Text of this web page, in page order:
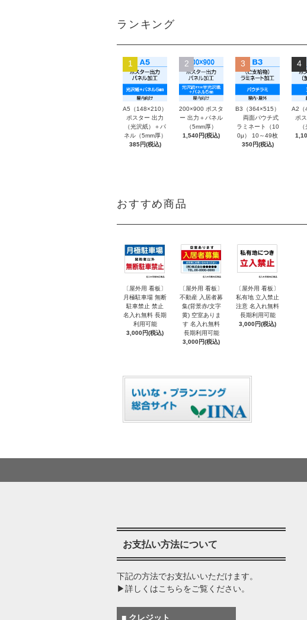
ランキング
1
A5（148×210）
ポスター 出力
（光沢紙）＋パ
ネル（5mm厚）
385円(税込)
2
200×900 ポスタ
ー 出力＋パネル
（5mm厚）
1,540円(税込)
3
B3（364×515）
両面パウチ式
ラミネート（10
0μ） 10～49枚
350円(税込)
4
A2（
ポ
おすすめ商品
〔屋外用 看板〕
月極駐車場 無断
駐車禁止 禁止
名入れ無料 長期
利用可能
3,000円(税込)
〔屋外用 看板〕
不動産 入居者募
集(背景赤/文字
黄) 空室ありま
す 名入れ無料
長期利用可能
3,000円(税込)
〔屋外用 看板〕
私有地 立入禁止
注意 名入れ無料
長期利用可能
3,000円(税込)
お支払い方法について
下記の方法でお支払いいただけます。
▶詳しくはこちらをご覧ください。
■ クレジット